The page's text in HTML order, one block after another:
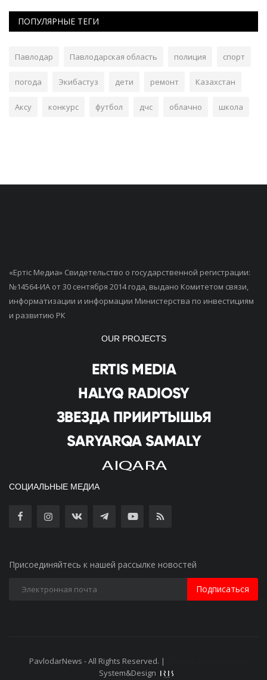
ПОПУЛЯРНЫЕ ТЕГИ
Павлодар Павлодарская область полиция спорт
погода Экибастуз дети ремонт Казахстан
Аксу конкурс футбол дчс облачно школа
«Ертiс Медиа» Свидетельство о государственной регистрации:
№14564-ИА от 30 сентября 2014 года, выдано Комитетом связи,
информатизации и информации Министерства по инвестициям
и развитию РК
OUR PROJECTS
СОЦИАЛЬНЫЕ МЕДИА
Присоединяйтесь к нашей рассылке новостей
Подписаться
PavlodarNews - All Rights Reserved. |
System&Design